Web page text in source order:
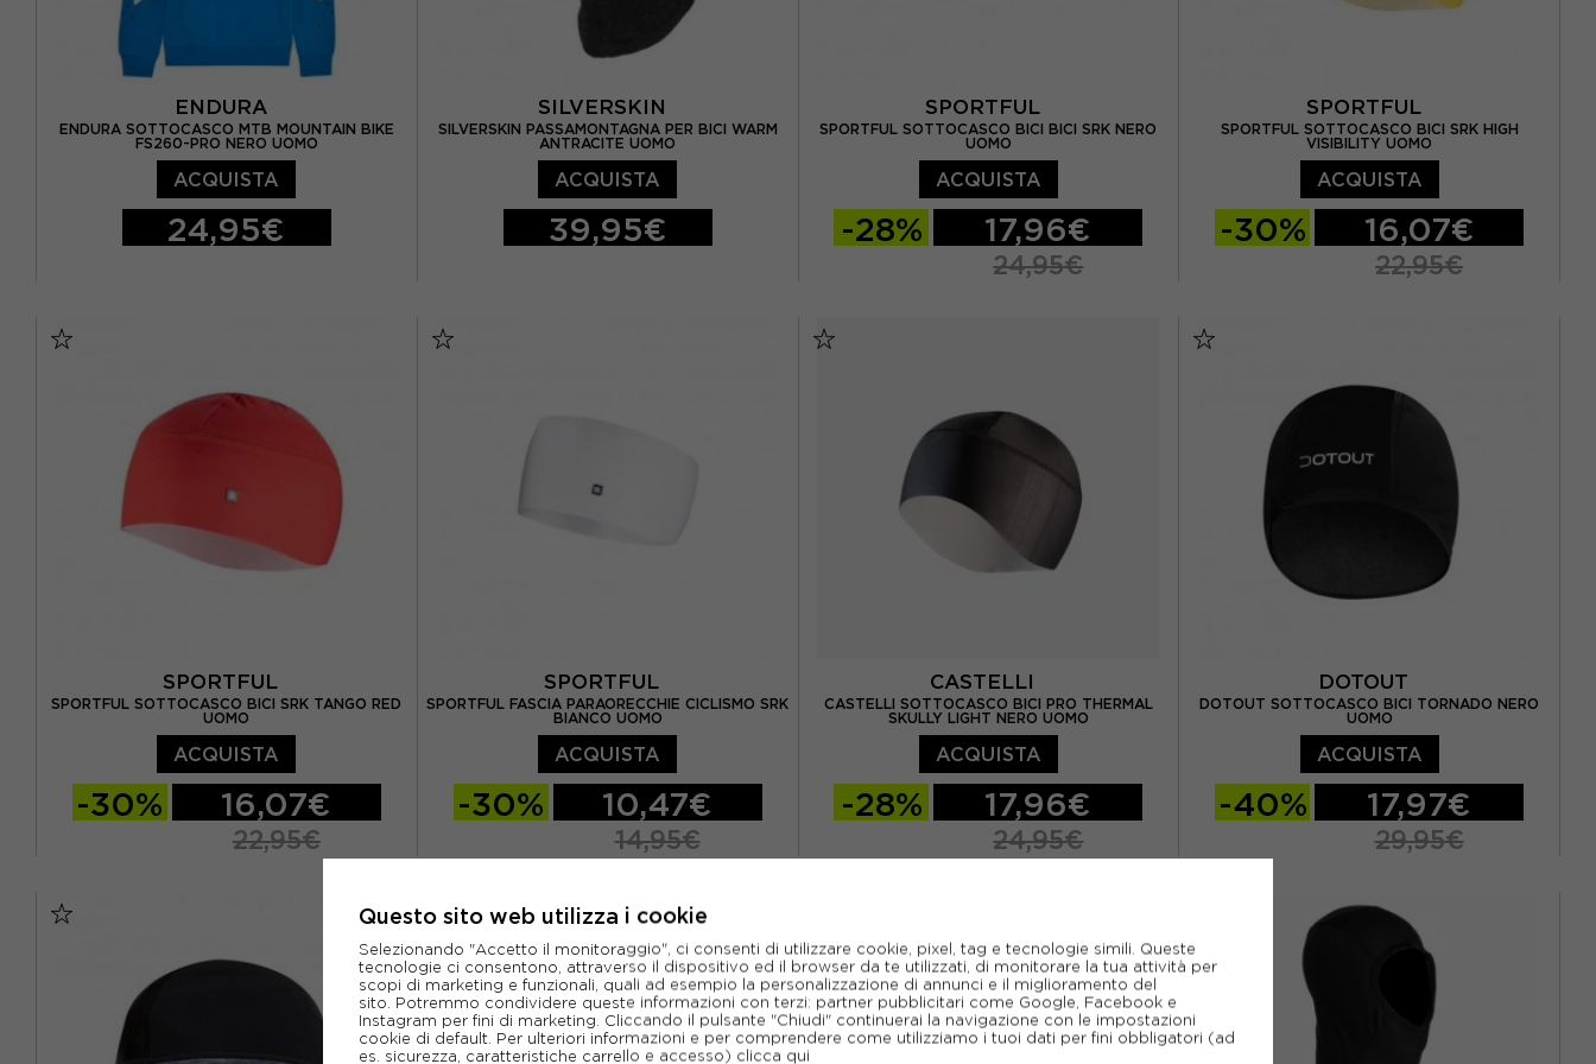
ENDURA
ENDURA SOTTOCASCO MTB MOUNTAIN BIKE
FS260-PRO NERO UOMO
ACQUISTA
24,95€
SILVERSKIN
SILVERSKIN PASSAMONTAGNA PER BICI WARM
ANTRACITE UOMO
ACQUISTA
39,95€
SPORTFUL
SPORTFUL SOTTOCASCO BICI BICI SRK NERO
UOMO
ACQUISTA
-28% 17,96€
24,95€
SPORTFUL
SPORTFUL SOTTOCASCO BICI SRK HIGH
VISIBILITY UOMO
ACQUISTA
-30% 16,07€
22,95€
SPORTFUL
SPORTFUL SOTTOCASCO BICI SRK TANGO RED
UOMO
ACQUISTA
-30% 16,07€
22,95€
SPORTFUL
SPORTFUL FASCIA PARAORECCHIE CICLISMO SRK
BIANCO UOMO
ACQUISTA
-30% 10,47€
14,95€
CASTELLI
CASTELLI SOTTOCASCO BICI PRO THERMAL
SKULLY LIGHT NERO UOMO
ACQUISTA
-28% 17,96€
24,95€
DOTOUT
DOTOUT SOTTOCASCO BICI TORNADO NERO
UOMO
ACQUISTA
-40% 17,97€
29,95€
Questo sito web utilizza i cookie
Selezionando "Accetto il monitoraggio", ci consenti di utilizzare cookie, pixel, tag e tecnologie simili. Queste
tecnologie ci consentono, attraverso il dispositivo ed il browser da te utilizzati, di monitorare la tua attività per
scopi di marketing e funzionali, quali ad esempio la personalizzazione di annunci e il miglioramento del
sito. Potremmo condividere queste informazioni con terzi: partner pubblicitari come Google, Facebook e
Instagram per fini di marketing. Cliccando il pulsante "Chiudi" continuerai la navigazione con le impostazioni
cookie di default. Per ulteriori informazioni e per comprendere come utilizziamo i tuoi dati per fini obbligatori (ad
es. sicurezza, caratteristiche carrello e accesso) clicca qui